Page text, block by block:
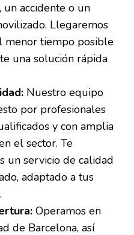
un accidente o un
Llegaremos
menor tiempo posible
una solución rápida
Nuestro equipo
por profesionales
y con amplia
el sector. Te
un servicio de calidad
adaptado a tus
Operamos en
de Barcelona, así